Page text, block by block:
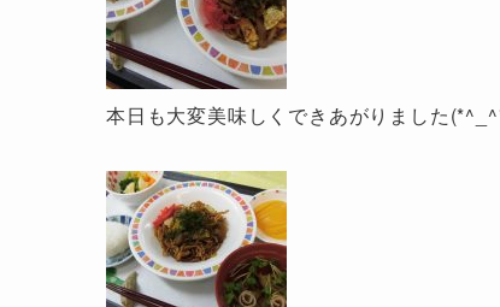
本日も大変美味しくできあがりました